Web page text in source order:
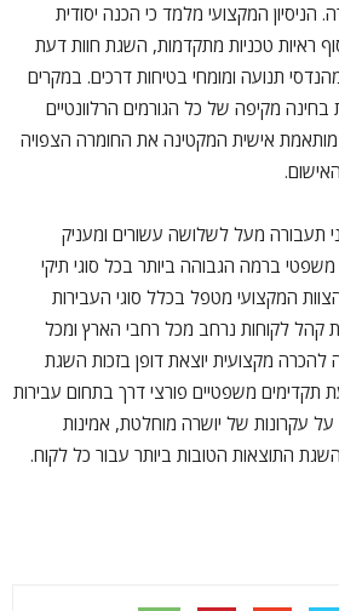
הניסיון המקצועי מלמד כי הכנה יסודית
ראיות טכניות מתקדמות, השגת חוות דעת
תנועה ומומחי בטיחות דרכים. במקרים
מקיפה של כל הגורמים הרלוונטיים
אישית המקטינה את החומרה הצפויה
תעבורה מעל לשלושה עשורים ומעניק
משפטי ברמה הגבוהה ביותר בכל סוגי תיקי
המקצועי מטפל בכלל סוגי העבירות
קהל לקוחות נרחב מכל רחבי הארץ ומכל
מקצועית יוצאת דופן בזכות השגת
תקדימים משפטיים פורצי דרך בתחום עבירות
עקרונות של יושרה מוחלטת, אמינות
התוצאות הטובות ביותר עבור כל לקוח.